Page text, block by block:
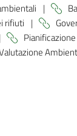
|
rifiuti |